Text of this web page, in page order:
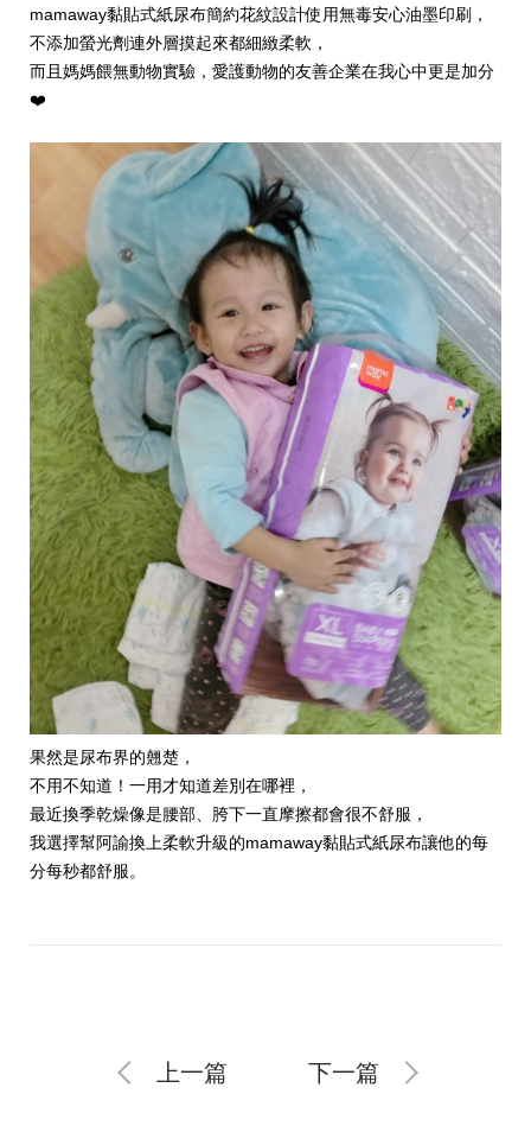
mamaway黏貼式紙尿布簡約花紋設計使用無毒安心油墨印刷，
不添加螢光劑連外層摸起來都細緻柔軟，
而且媽媽餵無動物實驗，愛護動物的友善企業在我心中更是加分
❤️
果然是尿布界的翹楚，
不用不知道！一用才知道差別在哪裡，
最近換季乾燥像是腰部、胯下一直摩擦都會很不舒服，
我選擇幫阿諭換上柔軟升級的mamaway黏貼式紙尿布讓他的每
分每秒都舒服。
上一篇 下一篇